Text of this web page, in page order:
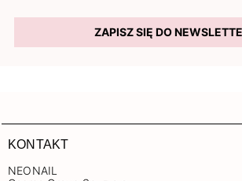
ZAPISZ SIĘ DO
KONTAKT
NEONAIL